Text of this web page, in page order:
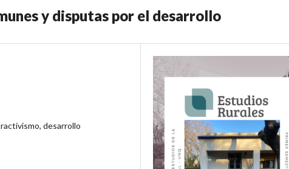
y disputas por el desarrollo
desarrollo